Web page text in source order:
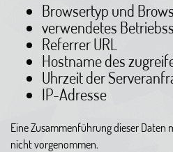
Browsertyp und
verwendetes
Referrer URL
Hostname des
Uhrzeit der
IP-Adresse
Eine Zusammenführung dieser Daten
nicht vorgenommen.